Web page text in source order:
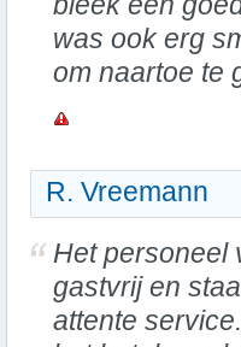
was ook erg
om naartoe te
R. Vreemann
Het personeel
gastvrij en
attente